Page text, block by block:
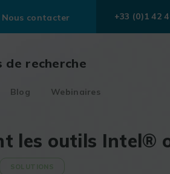
Nous contacter +33 (0)1 42
recherche
Blog Webinaires
les outils Intel®
SOLUTIONS